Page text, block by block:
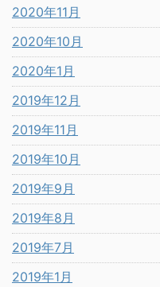
2020年11月
2020年10月
2020年1月
2019年12月
2019年11月
2019年10月
2019年9月
2019年8月
2019年7月
2019年1月